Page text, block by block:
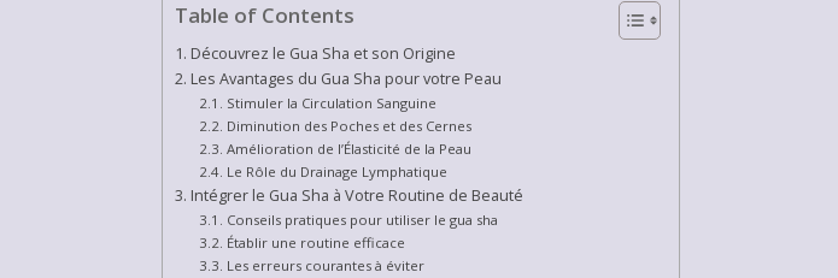
Table of Contents
Découvrez le Gua Sha et son Origine
Les Avantages du Gua Sha pour votre Peau
Stimuler la Circulation Sanguine
Diminution des Poches et des Cernes
Amélioration de l’Élasticité de la Peau
Le Rôle du Drainage Lymphatique
Intégrer le Gua Sha à Votre Routine de Beauté
Conseils pratiques pour utiliser le gua sha
Établir une routine efficace
Les erreurs courantes à éviter